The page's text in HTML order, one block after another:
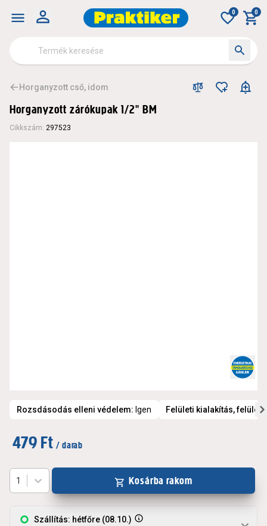
0 0
Horganyzott cső, idom
Horganyzott zárókupak 1/2" BM
Cikkszám: 297523
Rozsdásodás elleni védelem: Igen Felületi kialakítás, felület
479 Ft / darab
Szállítás: hétfőre (08.10.)
1 Kosárba rakom